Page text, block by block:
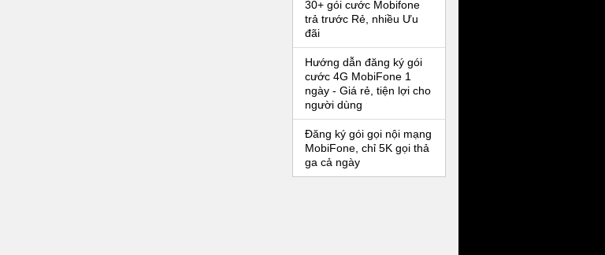
30+ gói cước Mobifone
trả trước Rẻ, nhiều Ưu
đãi
Hướng dẫn đăng ký gói
cước 4G MobiFone 1
ngày - Giá rẻ, tiện lợi cho
người dùng
Đăng ký gói gọi nội mạng
MobiFone, chỉ 5K gọi thả
ga cả ngày